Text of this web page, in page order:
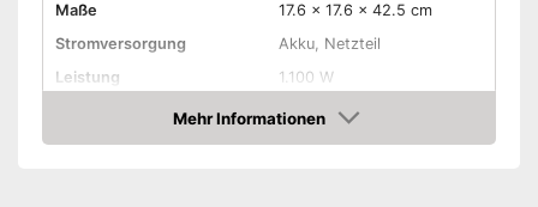
Maße
17.6 x 17.6 x 42.5 cm
Stromversorgung
Akku, Netzteil
Leistung
1.100 W
Gummischleifteller
180 mm
Mehr Informationen
Amazon